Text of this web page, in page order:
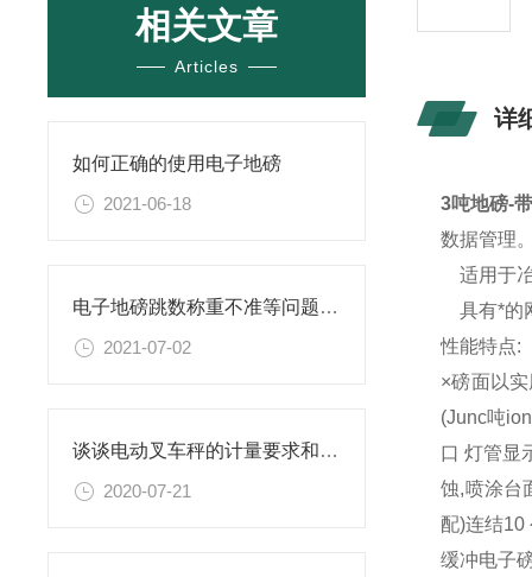
相关文章
Articles
如何正确的使用电子地磅
2021-06-18
电子地磅跳数称重不准等问题解决方法
2021-07-02
谈谈电动叉车秤的计量要求和检测标准
2020-07-21
详
3吨地磅-
数据管理
适用于
具有*的
性能特点:
×磅面以
(Junc吨
口 灯管显
蚀,喷涂台
配)连结10
缓冲电子